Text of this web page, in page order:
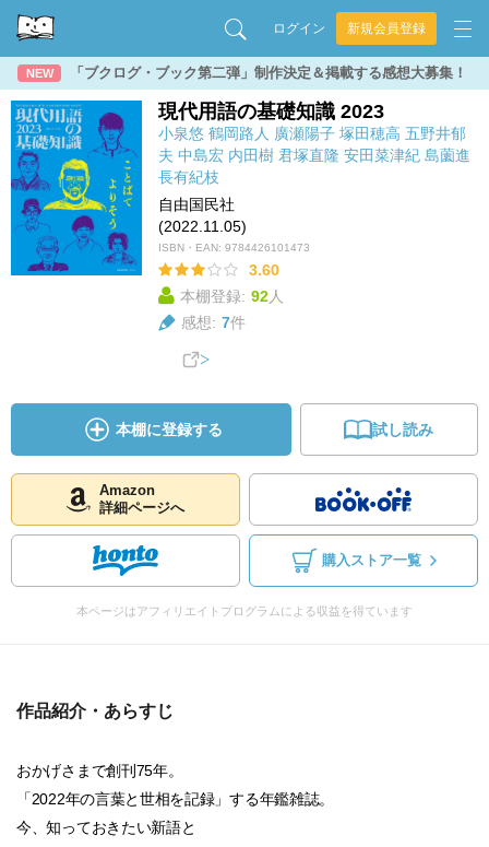
ログイン 新規会員登録
NEW 「ブクログ・ブック第二弾」制作決定＆掲載する感想大募集！
現代用語の基礎知識 2023
小泉悠 鶴岡路人 廣瀬陽子 塚田穂高 五野井郁
夫 中島宏 内田樹 君塚直隆 安田菜津紀 島薗進
長有紀枝
自由国民社
(2022.11.05)
ISBN・EAN: 9784426101473
3.60
本棚登録: 92人
感想: 7件
本棚に登録する 試し読み
Amazon
詳細ページへ
購入ストア一覧
本ページはアフィリエイトプログラムによる収益を得ています
作品紹介・あらすじ
おかげさまで創刊75年。
「2022年の言葉と世相を記録」する年鑑雑誌。
今、知っておきたい新語と